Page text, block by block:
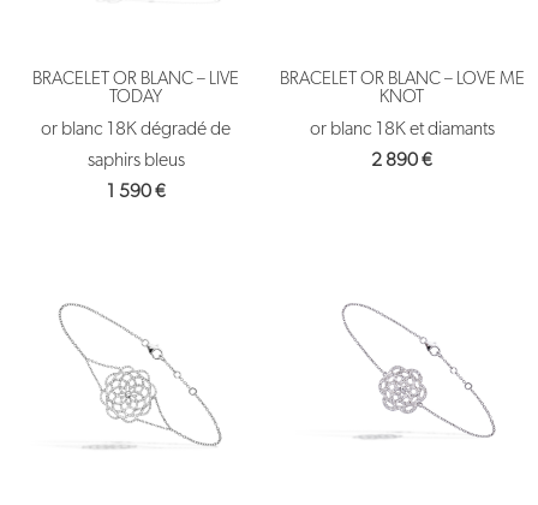
BRACELET OR BLANC – LIVE
TODAY
or blanc 18K dégradé de
saphirs bleus
1 590€
BRACELET OR BLANC – LOVE ME
KNOT
or blanc 18K et diamants
2 890€